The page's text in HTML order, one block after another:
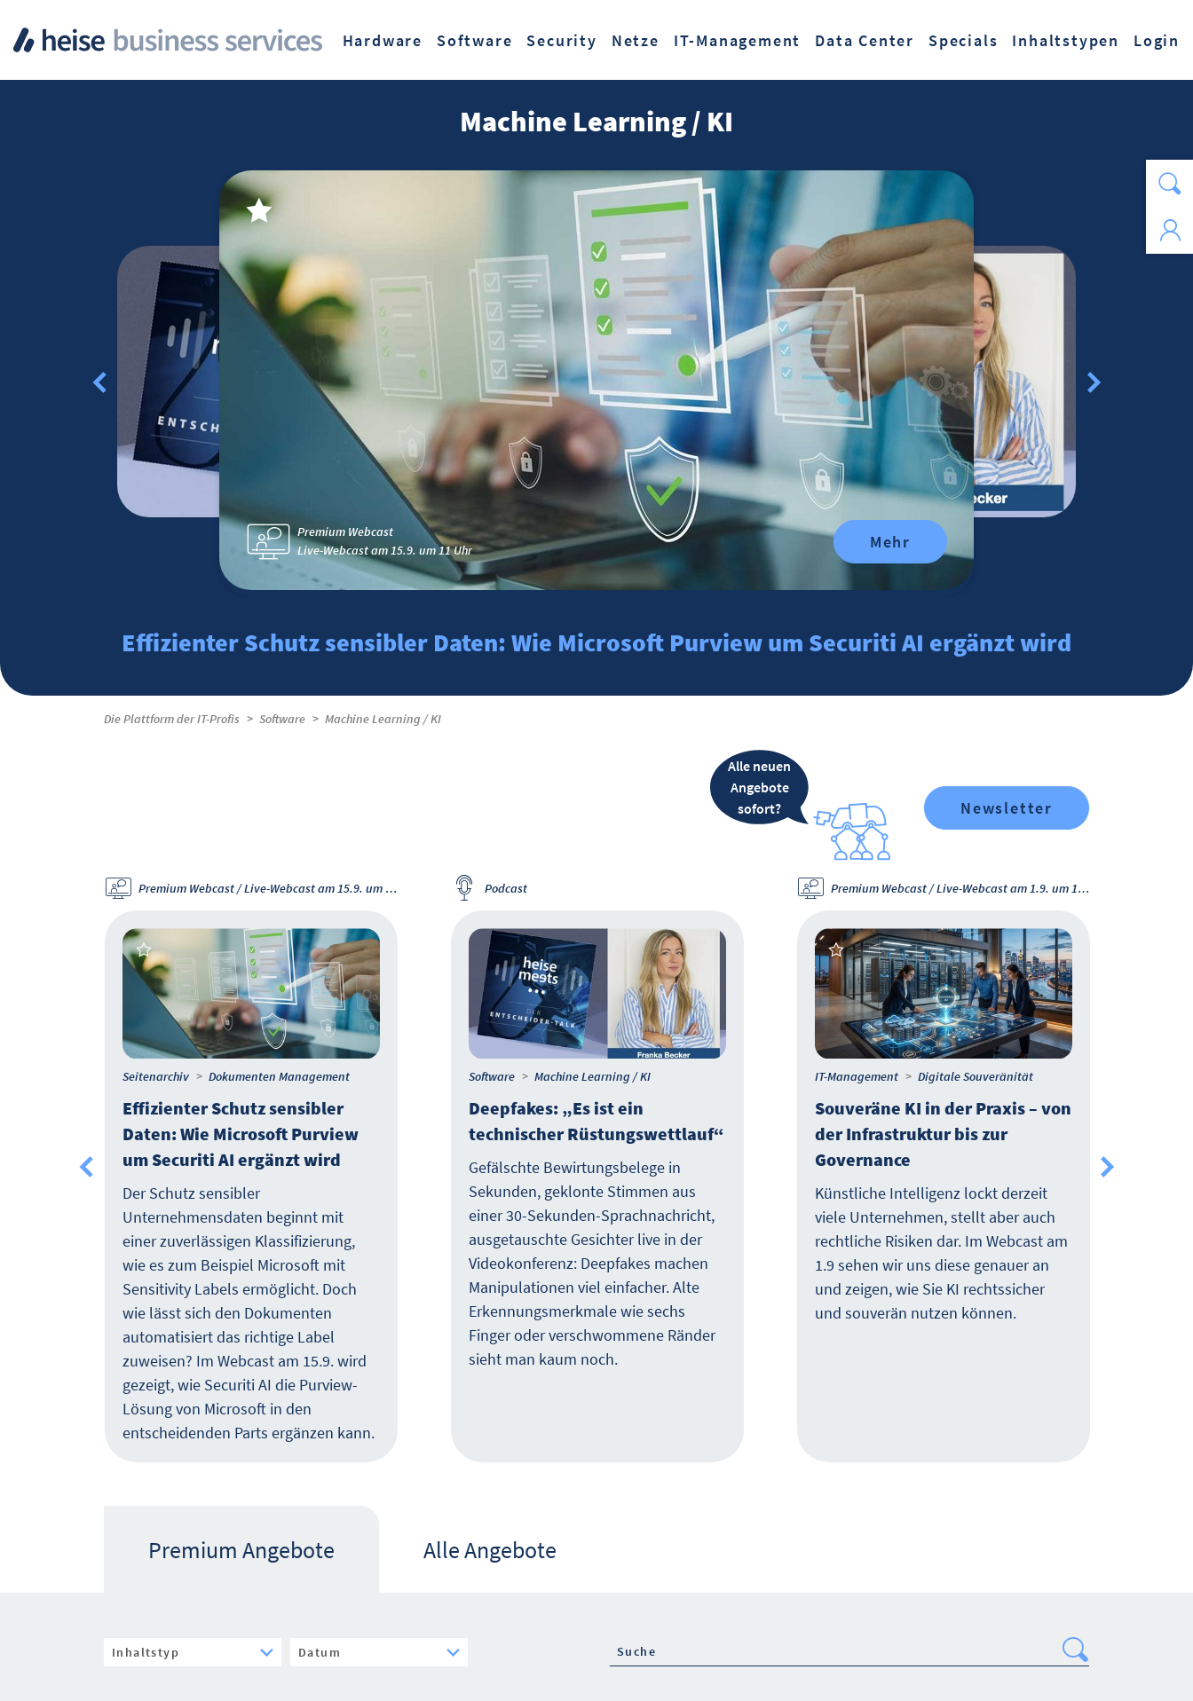
Hardware
Software Security Netze IT-Management Data Center Specials Inhaltstypen Login
Machine Learning / KI
Premium Webcast
Live-Webcast am 15.9. um 11 Uhr
Mehr
Effizienter Schutz sensibler Daten: Wie Microsoft Purview um Securiti AI ergänzt wird
Die Plattform der IT-Profis Software Machine Learning / KI
Alle neuen
Angebote
sofort?
Newsletter
Premium Webcast / Live-Webcast am 15.9. um 11 Uhr
Seitenarchiv Dokumenten Management
Effizienter Schutz sensibler
Daten: Wie Microsoft Purview
um Securiti AI ergänzt wird
Der Schutz sensibler
Unternehmensdaten beginnt mit
einer zuverlässigen Klassifizierung,
wie es zum Beispiel Microsoft mit
Sensitivity Labels ermöglicht. Doch
wie lässt sich den Dokumenten
automatisiert das richtige Label
zuweisen? Im Webcast am 15.9. wird
gezeigt, wie Securiti AI die Purview-
Lösung von Microsoft in den
entscheidenden Parts ergänzen kann.
Podcast
Software Machine Learning / KI
Deepfakes: „Es ist ein
technischer Rüstungswettlauf“
Gefälschte Bewirtungsbelege in
Sekunden, geklonte Stimmen aus
einer 30-Sekunden-Sprachnachricht,
ausgetauschte Gesichter live in der
Videokonferenz: Deepfakes machen
Manipulationen viel einfacher. Alte
Erkennungsmerkmale wie sechs
Finger oder verschwommene Ränder
sieht man kaum noch.
Premium Webcast / Live-Webcast am 1.9. um 11 Uhr
IT-Management Digitale Souveränität
Souveräne KI in der Praxis – von
der Infrastruktur bis zur
Governance
Künstliche Intelligenz lockt derzeit
viele Unternehmen, stellt aber auch
rechtliche Risiken dar. Im Webcast am
1.9 sehen wir uns diese genauer an
und zeigen, wie Sie KI rechtssicher
und souverän nutzen können.
Premium Angebote Alle Angebote
Search